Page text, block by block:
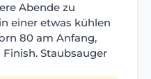
Abende zu
einer etwas kühlen
80 am Anfang,
Finish. Staubsauger